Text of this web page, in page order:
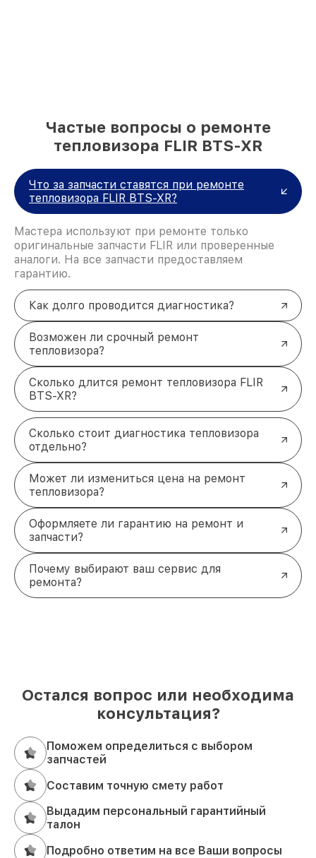
Частые вопросы о ремонте
тепловизора FLIR BTS-XR
Что за запчасти ставятся при ремонте
тепловизора FLIR BTS-XR?
Мастера используют при ремонте только
оригинальные запчасти FLIR или проверенные
аналоги. На все запчасти предоставляем
гарантию.
Как долго проводится диагностика?
Возможен ли срочный ремонт
тепловизора?
Сколько длится ремонт тепловизора FLIR
BTS-XR?
Сколько стоит диагностика тепловизора
отдельно?
Может ли измениться цена на ремонт
тепловизора?
Оформляете ли гарантию на ремонт и
запчасти?
Почему выбирают ваш сервис для
ремонта?
Остался вопрос или необходима
консультация?
Поможем определиться с выбором
запчастей
Составим точную смету работ
Выдадим персональный гарантийный
талон
Подробно ответим на все Ваши вопросы